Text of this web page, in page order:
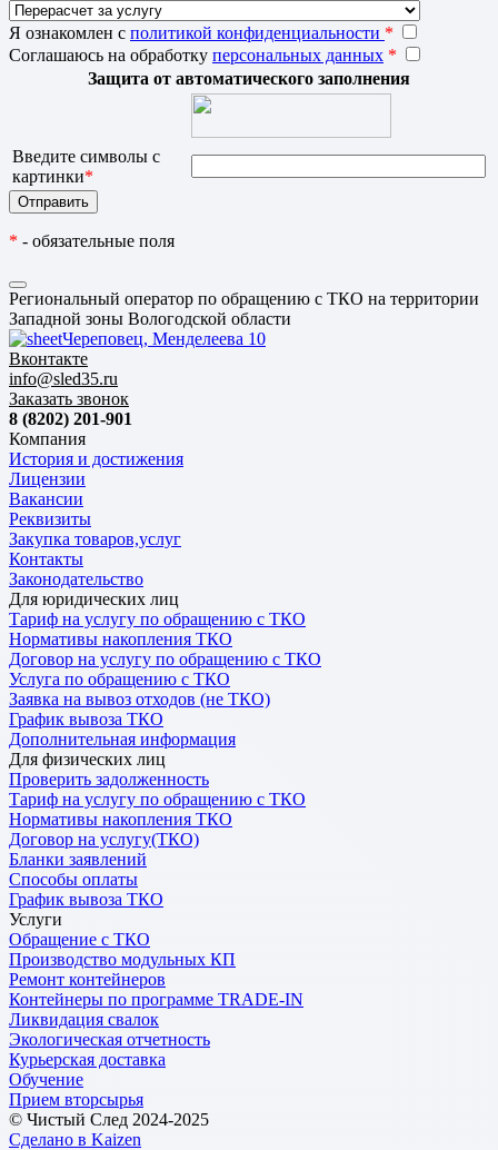
Я ознакомлен с политикой конфиденциальности *
Соглашаюсь на обработку персональных данных *
Защита от автоматического заполнения
Введите символы с
картинки*
* - обязательные поля
Региональный оператор по обращению с ТКО на территории
Западной зоны Вологодской области
Череповец, Менделеева 10
Вконтакте
info@sled35.ru
Заказать звонок
8 (8202) 201-901
Компания
История и достижения
Лицензии
Вакансии
Реквизиты
Закупка товаров,услуг
Контакты
Законодательство
Для юридических лиц
Тариф на услугу по обращению с ТКО
Нормативы накопления ТКО
Договор на услугу по обращению с ТКО
Услуга по обращению с ТКО
Заявка на вывоз отходов (не ТКО)
График вывоза ТКО
Дополнительная информация
Для физических лиц
Проверить задолженность
Тариф на услугу по обращению с ТКО
Нормативы накопления ТКО
Договор на услугу(ТКО)
Бланки заявлений
Способы оплаты
График вывоза ТКО
Услуги
Обращение с ТКО
Производство модульных КП
Ремонт контейнеров
Контейнеры по программе TRADE-IN
Ликвидация свалок
Экологическая отчетность
Курьерская доставка
Обучение
Прием вторсырья
© Чистый След 2024-2025
Сделано в Kaizen